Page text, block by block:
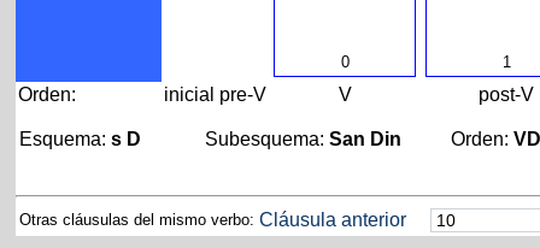
0 1
Orden: inicial pre-V V post-V
Esquema: s D Subesquema:San Din Orden:VD
Otras cláusulas del mismo verbo: Cláusula anterior